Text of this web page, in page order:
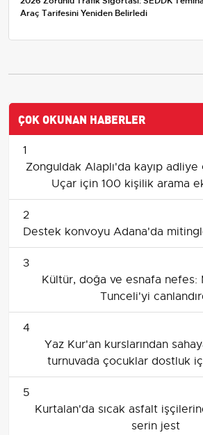
Araç Tarifesini Yeniden Belirledi
ÇOK OKUNAN HABERLER
1
Zonguldak Alaplı'da kayıp adliye
Uçar için 100 kişilik arama
2
Destek konvoyu Adana'da
3
Kültür, doğa ve esnafa nefes:
Tunceli'yi
4
Yaz Kur'an kurslarından
turnuvada çocuklar dostluk
5
Kurtalan'da sıcak asfalt
serin jest